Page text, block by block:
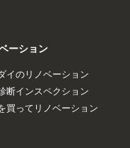
ーション
イのリノベーション
断インスペクション
買ってリノベーション